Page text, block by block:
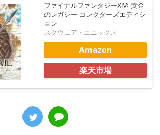
ファイナルファンタジーXIV: 黄金
のレガシー コレクターズエディシ
ョン
スクウェア・エニックス
Amazon
楽天市場